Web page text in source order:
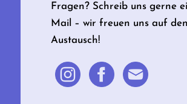
Fragen? Schreib uns gerne
Mail – wir freuen uns auf den
Austausch!